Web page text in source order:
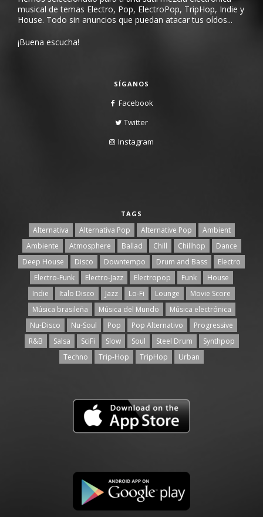
musical de temas Electro, Pop, ElectroPop, TripHop, Indie y
House. Todo sin anuncios que puedan atacar tus oídos...
¡Buena escucha!
SÍGANOS
Facebook
Twitter
Instagram
TAGS
Alternativa Alternativa Pop Alternative Pop
Ambient
Ambiente
Atmosphere Ballad Chill Chillhop
Dance
Deep House
Disco Downtempo Drum and Bass
Electro
Electro-Funk
Electro-Jazz Electropop Funk
House
Indie
Italo Disco Jazz Lo-Fi Lounge
Movie Score
Música brasileña
Música del Mundo
Música electrónica
Nu-Disco
Nu-Soul Pop Pop Alternativo
Progressive
R&B
Salsa SciFi Slow Soul Steel Drum
Synthpop
Techno
Trip-Hop TripHop Urban